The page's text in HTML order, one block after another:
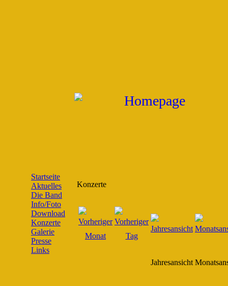
Startseite
Aktuelles
Die Band
Info/Foto
Download
Konzerte
Galerie
Presse
Links
Konzerte
Jahresansicht